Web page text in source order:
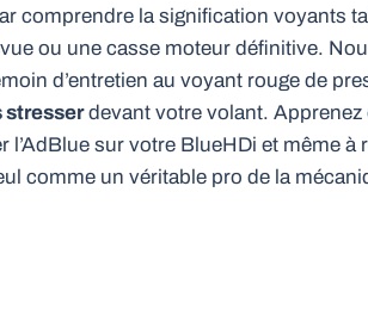
comprendre la signification voyants
ou une casse moteur définitive.
d’entretien au voyant rouge de
stresserdevant votre volant. Apprenez
sur votre BlueHDi et même à
comme un véritable pro de la